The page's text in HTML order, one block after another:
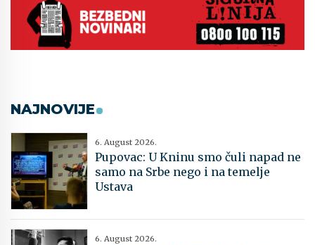
NAJNOVIJE
6. August 2026.
Pupovac: U Kninu smo čuli napad ne
samo na Srbe nego i na temelje
Ustava
6. August 2026.